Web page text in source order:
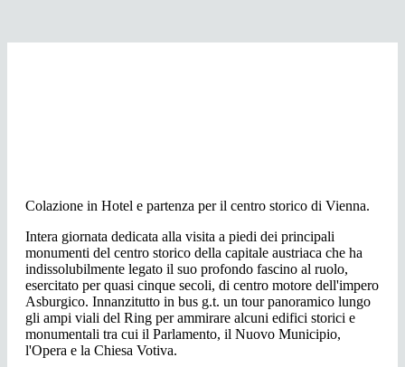
Colazione in Hotel e partenza per il centro storico di Vienna.
Intera giornata dedicata alla visita a piedi dei principali
monumenti del centro storico della capitale austriaca che ha
indissolubilmente legato il suo profondo fascino al ruolo,
esercitato per quasi cinque secoli, di centro motore dell'impero
Asburgico. Innanzitutto in bus g.t. un tour panoramico lungo
gli ampi viali del Ring per ammirare alcuni edifici storici e
monumentali tra cui il Parlamento, il Nuovo Municipio,
l'Opera e la Chiesa Votiva.